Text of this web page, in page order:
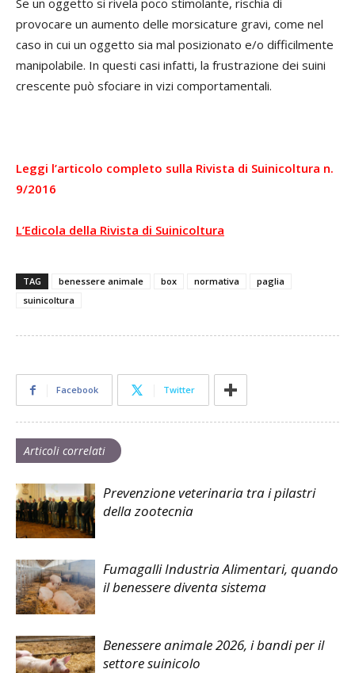
provocare un aumento delle morsicature gravi, come nel
caso in cui un oggetto sia mal posizionato e/o difficilmente
manipolabile. In questi casi infatti, la frustrazione dei suini
crescente può sfociare in vizi comportamentali.
Leggi l’articolo completo sulla Rivista di Suinicoltura n.
9/2016
L’Edicola della Rivista di Suinicoltura
TAG benessere animale box normativa
paglia
suinicoltura
Facebook Twitter
Articoli correlati
Prevenzione veterinaria tra i pilastri
della zootecnia
Fumagalli Industria Alimentari, quando
il benessere diventa sistema
Benessere animale 2026, i bandi per il
settore suinicolo